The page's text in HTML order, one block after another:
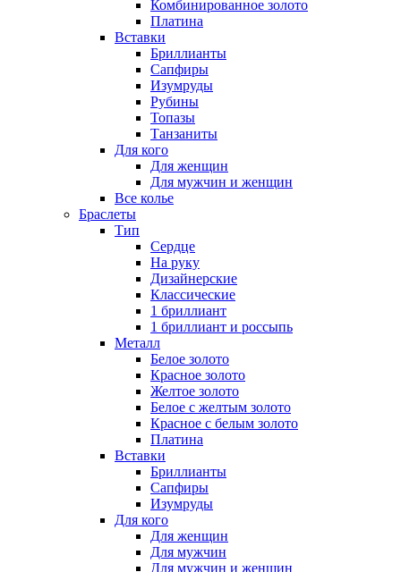
Комбинированное золото
Платина
Вставки
Бриллианты
Сапфиры
Изумруды
Рубины
Топазы
Танзаниты
Для кого
Для женщин
Для мужчин и женщин
Все колье
Браслеты
Тип
Сердце
На руку
Дизайнерские
Классические
1 бриллиант
1 бриллиант и россыпь
Металл
Белое золото
Красное золото
Желтое золото
Белое с желтым золото
Красное с белым золото
Платина
Вставки
Бриллианты
Сапфиры
Изумруды
Для кого
Для женщин
Для мужчин
Для мужчин и женщин